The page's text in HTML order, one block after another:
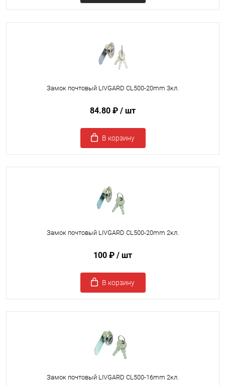
Замок почтовый LIVGARD CL500-20mm 3кл.
84.80 ₽ / шт
В корзину
Замок почтовый LIVGARD CL500-20mm 2кл.
100 ₽ / шт
В корзину
Замок почтовый LIVGARD CL500-16mm 2кл.